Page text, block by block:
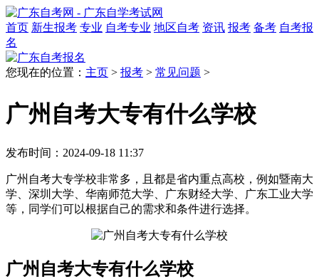
首页 新生报考 专业 自考专业 地区自考 资讯 报考 备考 自考报
名
您现在的位置： 主页 > 报考 > 常见问题 >
广州自考大专有什么学校
发布时间：2024-09-18 11:37
广州自考大专学校非常多，且都是省内重点高校，例如暨南大
学、深圳大学、华南师范大学、广东财经大学、广东工业大学
等，同学们可以根据自己的需求和条件进行选择。
广州自考大专有什么学校